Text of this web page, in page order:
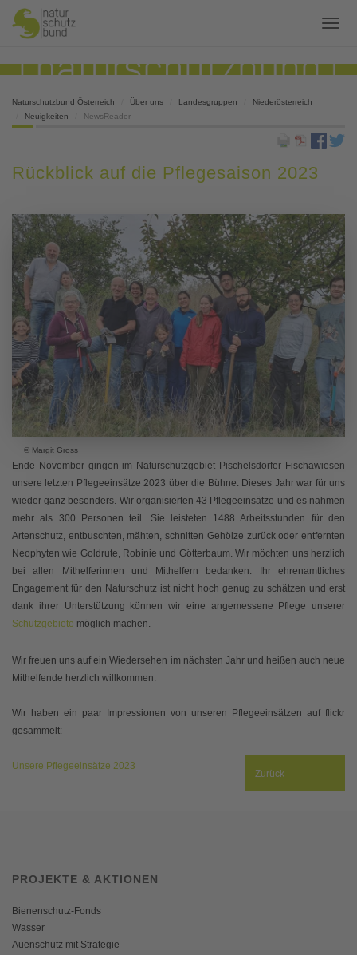
Naturschutzbund Österreich Über uns Landesgruppen
Niederösterreich
Neuigkeiten
NewsReader
Rückblick auf die Pflegesaison 2023
© Margit Gross
Ende November gingen im Naturschutzgebiet Pischelsdorfer Fischawiesen
unsere letzten Pflegeeinsätze 2023 über die Bühne. Dieses Jahr war für uns
wieder ganz besonders. Wir organisierten 43 Pflegeeinsätze und es nahmen
mehr als 300 Personen teil. Sie leisteten 1488 Arbeitsstunden für den
Artenschutz, entbuschten, mähten, schnitten Gehölze zurück oder entfernten
Neophyten wie Goldrute, Robinie und Götterbaum. Wir möchten uns herzlich
bei allen Mithelferinnen und Mithelfern bedanken. Ihr ehrenamtliches
Engagement für den Naturschutz ist nicht hoch genug zu schätzen und erst
dank ihrer Unterstützung können wir eine angemessene Pflege unserer
Schutzgebiete möglich machen.
Wir freuen uns auf ein Wiedersehen im nächsten Jahr und heißen auch neue
Mithelfende herzlich willkommen.
Wir haben ein paar Impressionen von unseren Pflegeeinsätzen auf flickr
gesammelt:
Unsere Pflegeeinsätze 2023
Zurück
PROJEKTE & AKTIONEN
Bienenschutz-Fonds
Wasser
Auenschutz mit Strategie